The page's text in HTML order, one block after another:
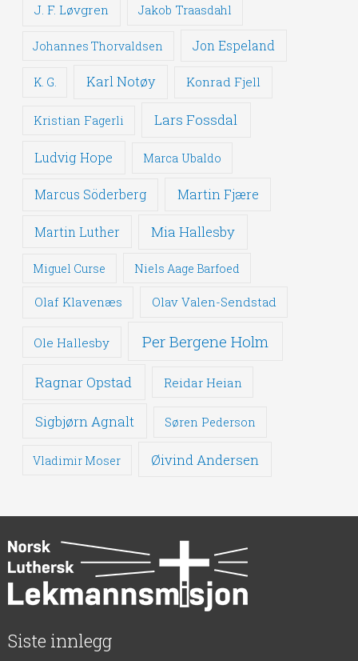
J. F. Løvgren Jakob Traasdahl
Johannes Thorvaldsen Jon Espeland
K. G. Karl Notøy Konrad Fjell
Kristian Fagerli Lars Fossdal
Ludvig Hope Marca Ubaldo
Marcus Söderberg Martin Fjære
Martin Luther Mia Hallesby
Miguel Curse Niels Aage Barfoed
Olaf Klavenæs Olav Valen-Sendstad
Ole Hallesby Per Bergene Holm
Ragnar Opstad Reidar Heian
Sigbjørn Agnalt Søren Pederson
Vladimir Moser Øivind Andersen
Siste innlegg